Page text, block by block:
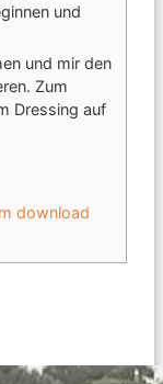
und
und mir den
Zum
Dressing auf
download